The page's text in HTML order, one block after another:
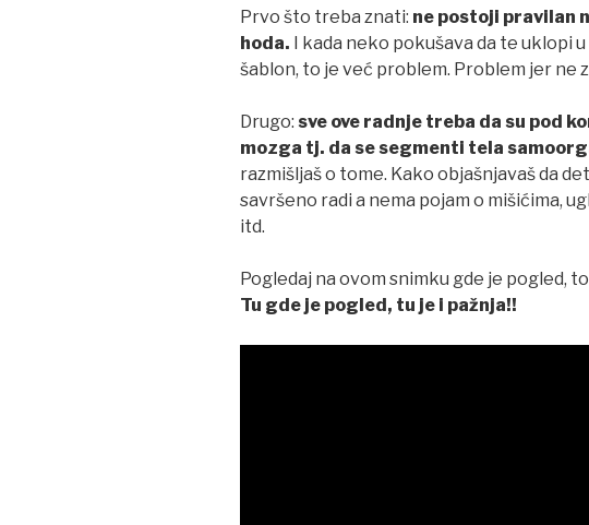
Prvo što treba znati: ne postoji pravilan
hoda.
I kada neko pokušava da te uklopi
šablon, to je već problem. Problem jer ne
Drugo: sve ove radnje treba da su pod
mozga tj. da se segmenti tela
razmišljaš o tome. Kako objašnjavaš da
savršeno radi a nema pojam o mišićima,
itd.
Pogledaj na ovom snimku gde je pogled,
Tu gde je pogled, tu je i pažnja!!